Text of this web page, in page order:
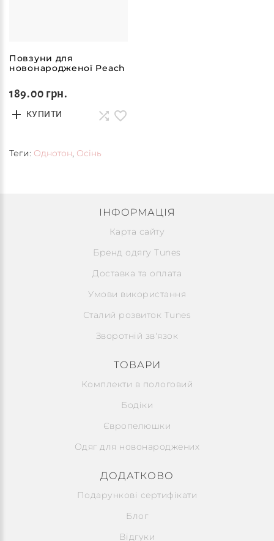
Повзуни для
новонародженої Peach
189.00 грн.
КУПИТИ
Теги: Однотон, Осінь
ІНФОРМАЦІЯ
Карта сайту
Бренд одягу Tunes
Доставка та оплата
Умови використання
Сталий розвиток Tunes
Зворотній зв'язок
ТОВАРИ
Комплекти в пологовий
Бодіки
Європелюшки
Одяг для новонароджених
ДОДАТКОВО
Подарункові сертифікати
Блог
Відгуки